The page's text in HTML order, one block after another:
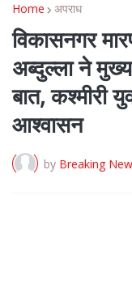
Home अपराध
विकासनगर
अब्दुल्ला ने
बात, कश्मीरी
आश्वासन
by Breaking